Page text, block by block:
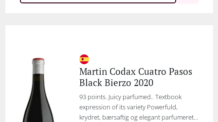
Martin Codax Cuatro Pasos
Black Bierzo 2020
93 points. Juicy parfumed.. Textbook
expression of its variety Powerfuld,
krydret, bærsaftig og elegant parfumeret…